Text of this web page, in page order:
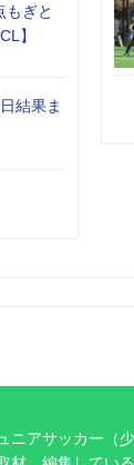
もぎと
】
結果ま
ニアサッカー